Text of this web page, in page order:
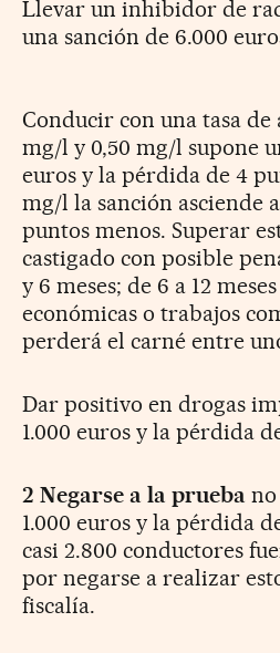
Llevar un inhibidor de
una sanción de 6.000
Conducir con una tasa de
mg/l y 0,50 mg/l supone
euros y la pérdida de 4
mg/l la sanción asciende
puntos menos. Superar
castigado con posible
y 6 meses; de 6 a 12
económicas o trabajos
perderá el carné entre
Dar positivo en drogas
1.000 euros y la pérdida
2 Negarse a la prueba
1.000 euros y la pérdida
casi 2.800 conductores
por negarse a realizar
fiscalía.